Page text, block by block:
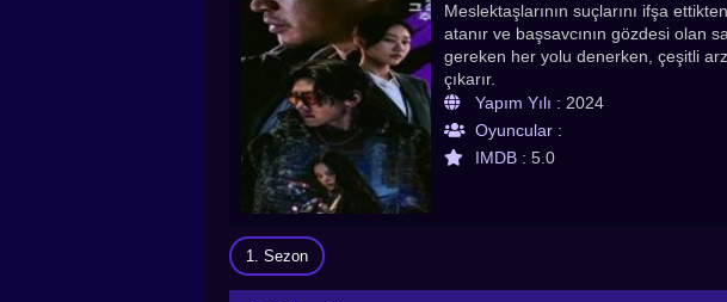
Meslektaşlarının suçlarını ifşa
atanır ve başsavcının gözdesi olan
gereken her yolu denerken, çeşitli
çıkarır.
Yapım Yılı : 2024
Oyuncular :
IMDB : 5.0
1. Sezon